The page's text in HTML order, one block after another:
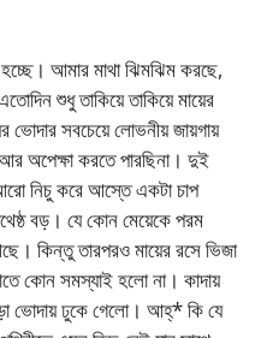
আমার মাথা ঝিমঝিম করছে,
শুধু তাকিয়ে তাকিয়ে মায়ের
সবচেয়ে লোভনীয় জায়গায়
অপেক্ষা করতে পারছিনা। দুই
নিচু করে আস্তে একটা চাপ
বড়। যে কোন মেয়েকে পরম
কিন্তু তারপরও মায়ের রসে ভিজা
কোন সমস্যাই হলো না। কাদায়
ভোদায় ঢুকে গেলো। আহ্* কি যে